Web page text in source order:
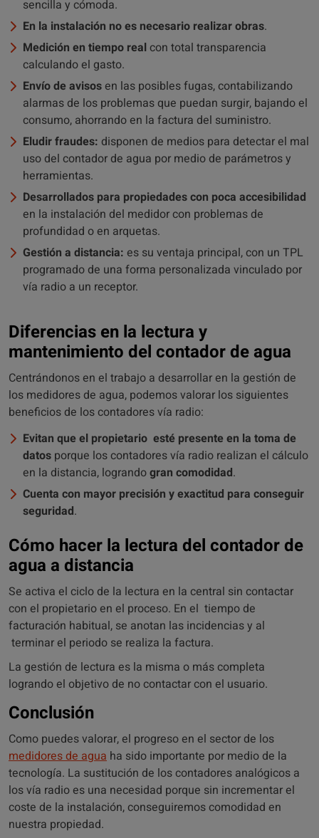
sencilla y cómoda.
En la instalación no es necesario realizar obras.
Medición en tiempo realcon total transparencia
calculando el gasto.
Envío de avisos en las posibles fugas, contabilizando
alarmas de los problemas que puedan surgir, bajando el
consumo, ahorrando en la factura del suministro.
Eludir fraudes: disponen de medios para detectar el mal
uso del contador de agua por medio de parámetros y
herramientas.
Desarrollados para propiedades con poca accesibilidad
en la instalación del medidor con problemas de
profundidad o en arquetas.
Gestión a distancia: es su ventaja principal, con un TPL
programado de una forma personalizada vinculado por
vía radio a un receptor.
Diferencias en la lectura y
mantenimiento del contador de agua
Centrándonos en el trabajo a desarrollar en la gestión de
los medidores de agua, podemos valorar los siguientes
beneficios de los contadores vía radio:
Evitan que el propietario esté presente en la toma de
datos porque los contadores vía radio realizan el cálculo
en la distancia, lograndogran comodidad.
Cuenta con mayor precisión y exactitud para conseguir
seguridad.
Cómo hacer la lectura del contador de
agua a distancia
Se activa el ciclo de la lectura en la central sin contactar
con el propietario en el proceso. En el tiempo de
facturación habitual, se anotan las incidencias y al
terminar el periodo se realiza la factura.
La gestión de lectura es la misma o más completa
logrando el objetivo de no contactar con el usuario.
Conclusión
Como puedes valorar, el progreso en el sector de los
medidores de agua ha sido importante por medio de la
tecnología. La sustitución de los contadores analógicos a
los vía radio es una necesidad porque sin incrementar el
coste de la instalación, conseguiremos comodidad en
nuestra propiedad.